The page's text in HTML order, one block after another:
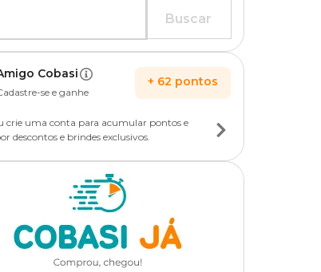
Buscar
Cobasi
se e ganhe
+ 62 pontos
crie uma conta para acumular pontos e
descontos e brindes exclusivos.